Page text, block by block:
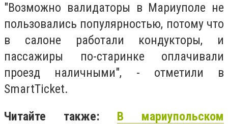
"Возможно валидаторы в Мариуполе не
пользовались популярностью, потому что
в салоне работали кондукторы, и
пассажиры по-старинке оплачивали
проезд наличными", - отметили в
SmartTicket.
Читайте также: В мариупольском